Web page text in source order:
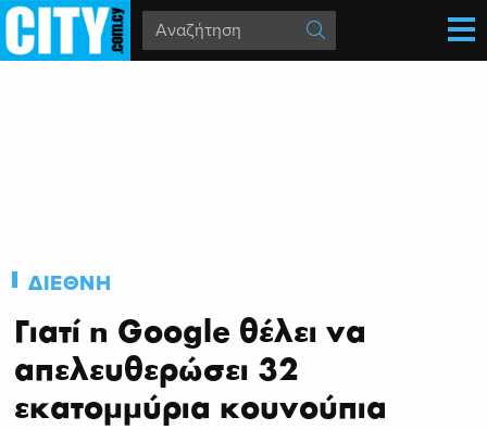
ΔΙΕΘΝΗ
Γιατί η Google θέλει να
απελευθερώσει 32
εκατομμύρια κουνούπια